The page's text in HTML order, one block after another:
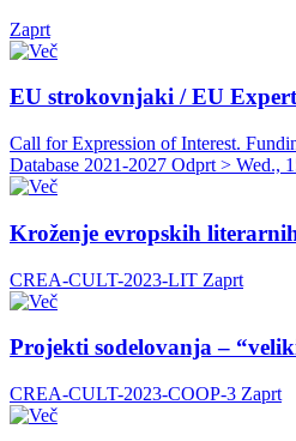
Zaprt
EU strokovnjaki / EU
Call for Expression of Interest.
Database 2021-2027 Odprt > Wed.,
Kroženje evropskih
CREA-CULT-2023-LIT Zaprt
Projekti sodelovanja –
CREA-CULT-2023-COOP-3 Zaprt